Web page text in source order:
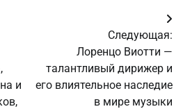
и
Следующая:
Лоренцо Виотти —
талантливый дирижер и
его влиятельное наследие
в мире музыки